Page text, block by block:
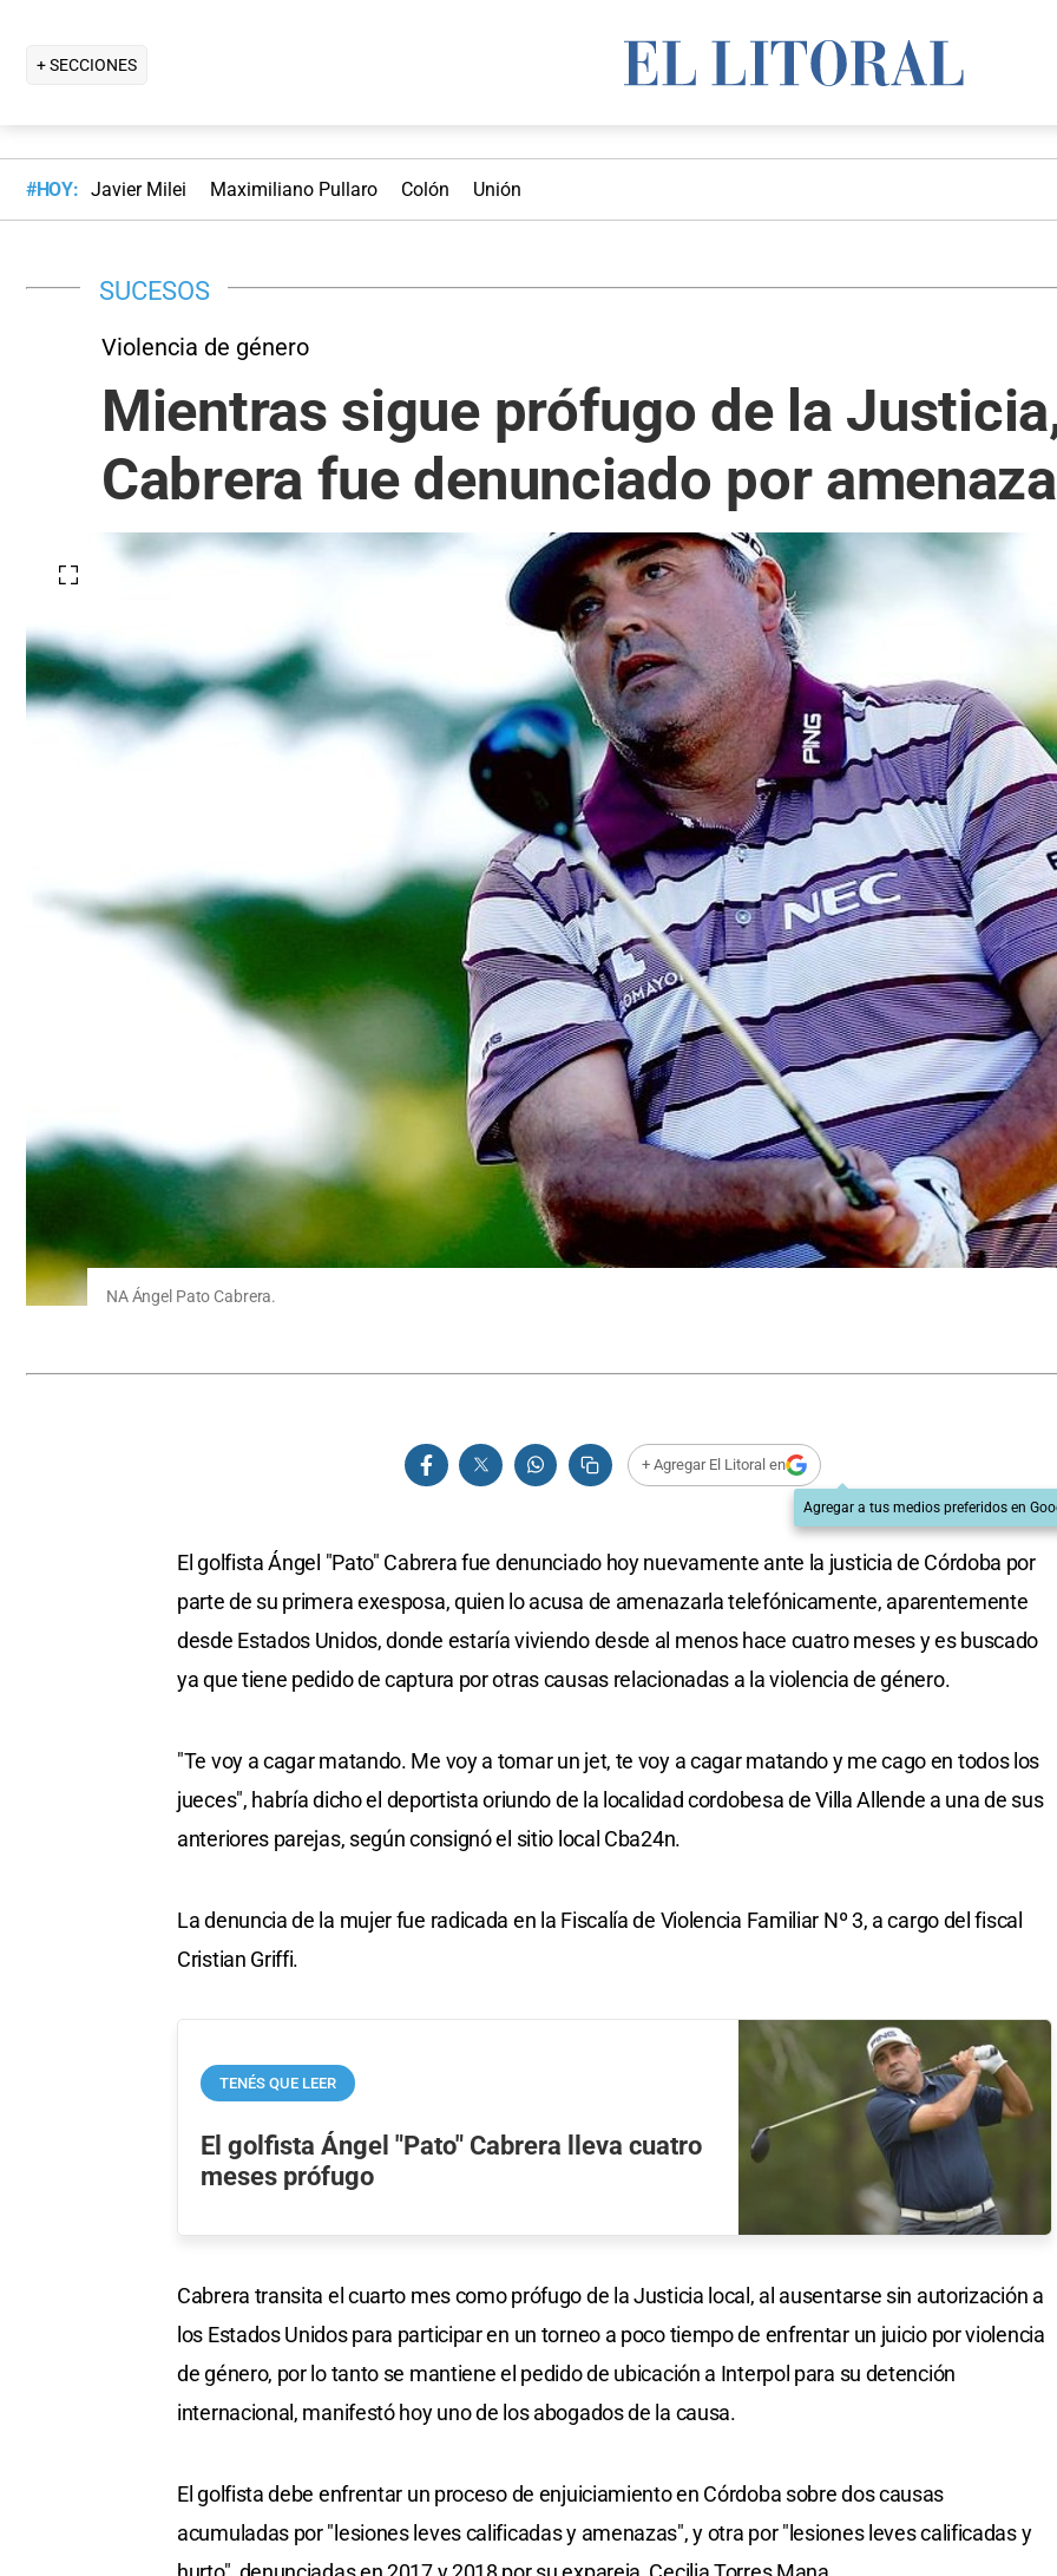
+ SECCIONES
#HOY: Javier Milei Maximiliano Pullaro Colón Unión
SUCESOS
Violencia de género
Mientras sigue prófugo de la
Cabrera fue denunciado por
NA Ángel Pato Cabrera.
+ Agregar El Litoral en
Agregar a tus medios preferidos en
El golfista Ángel "Pato" Cabrera fue denunciado hoy nuevamente ante la justicia de Córdoba por
parte de su primera exesposa, quien lo acusa de amenazarla telefónicamente, aparentemente
desde Estados Unidos, donde estaría viviendo desde al menos hace cuatro meses y es buscado
ya que tiene pedido de captura por otras causas relacionadas a la violencia de género.
"Te voy a cagar matando. Me voy a tomar un jet, te voy a cagar matando y me cago en todos los
jueces", habría dicho el deportista oriundo de la localidad cordobesa de Villa Allende a una de sus
anteriores parejas, según consignó el sitio local Cba24n.
La denuncia de la mujer fue radicada en la Fiscalía de Violencia Familiar Nº 3, a cargo del fiscal
Cristian Griffi.
TENÉS QUE LEER
El golfista Ángel "Pato" Cabrera lleva cuatro
meses prófugo
Cabrera transita el cuarto mes como prófugo de la Justicia local, al ausentarse sin autorización a
los Estados Unidos para participar en un torneo a poco tiempo de enfrentar un juicio por violencia
de género, por lo tanto se mantiene el pedido de ubicación a Interpol para su detención
internacional, manifestó hoy uno de los abogados de la causa.
El golfista debe enfrentar un proceso de enjuiciamiento en Córdoba sobre dos causas
acumuladas por "lesiones leves calificadas y amenazas", y otra por "lesiones leves calificadas y